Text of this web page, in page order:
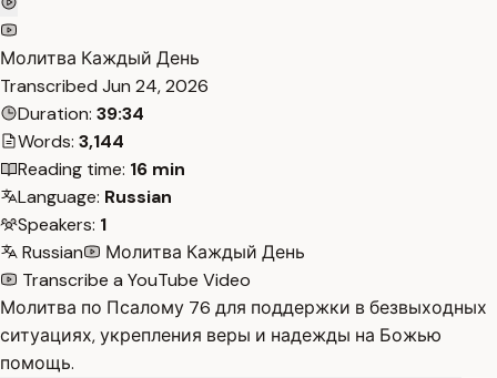
Молитва Каждый День
Transcribed Jun 24, 2026
Duration: 39:34
Words: 3,144
Reading time: 16 min
Language: Russian
Speakers: 1
Russian
Молитва Каждый День
Transcribe a YouTube Video
Молитва по Псалому 76 для поддержки в безвыходных
ситуациях, укрепления веры и надежды на Божью
помощь.